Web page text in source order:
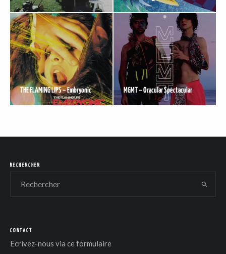
THE FLAMING LIPS – Embryonic MGMT – Oracular Spectacular
RECHERCHER
CONTACT
Ecrivez-nous via ce formulaire